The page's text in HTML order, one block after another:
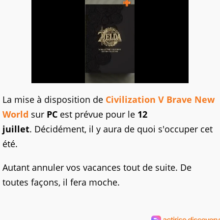
La mise à disposition de Civilization V Brave New
World sur PC est prévue pour le 12
juillet. Décidément, il y aura de quoi s'occuper cet
été.
Autant annuler vos vacances tout de suite. De
toutes façons, il fera moche.